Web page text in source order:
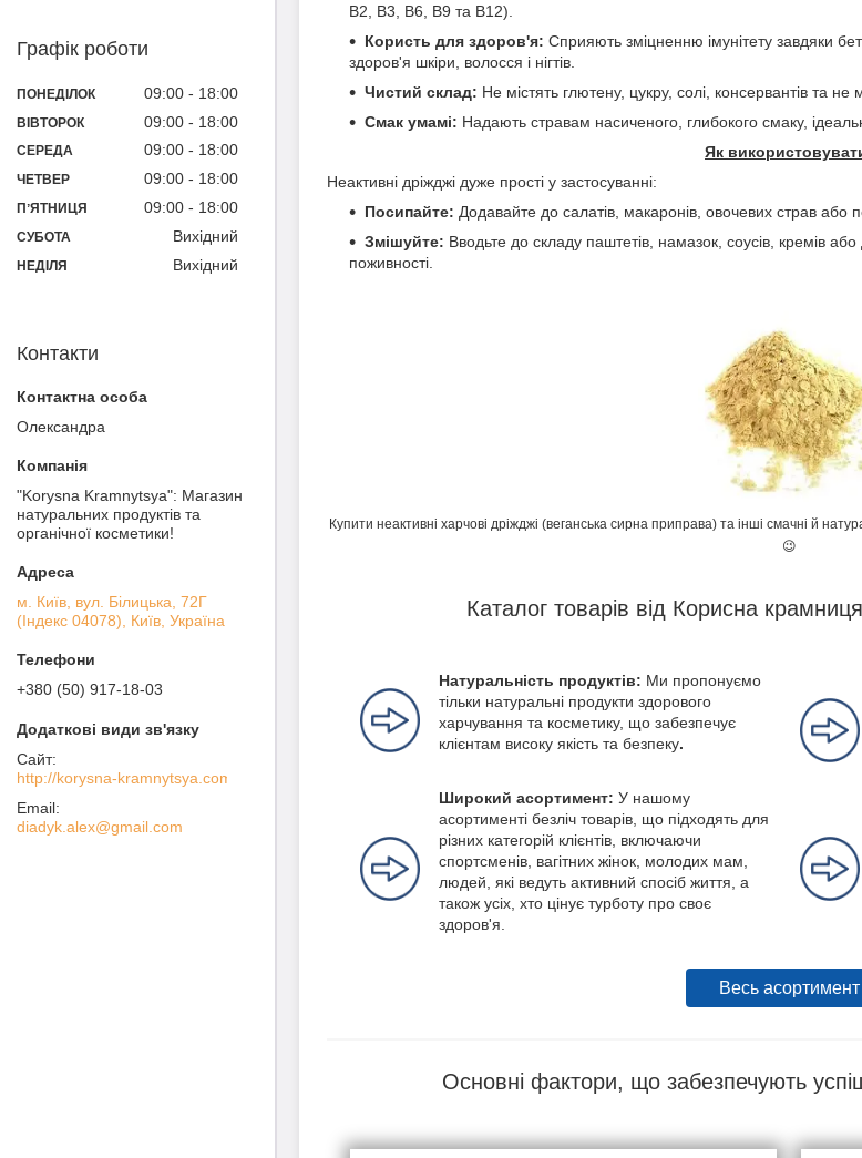
B2, B3, B6, B9 та B12).
Користь для здоров'я: Сприяють зміцненню імунітету завдяки
здоров'я шкіри, волосся і нігтів.
Чистий склад: Не містять глютену, цукру, солі, консервантів та не
Смак умамі: Надають стравам насиченого, глибокого смаку,
Як
Неактивні дріжджі дуже прості у застосуванні:
Посипайте: Додавайте до салатів, макаронів, овочевих страв або
Змішуйте: Вводьте до складу паштетів, намазок, соусів, кремів
поживності.
Купити неактивні харчові дріжджі (веганська сирна приправа) та інші смачні й
😉
Каталог товарів від Корисна
Натуральність продуктів: Ми пропонуємо
тільки натуральні продукти здорового
харчування та косметику, що забезпечує
клієнтам високу якість та безпеку.
Широкий асортимент: У нашому
асортименті безліч товарів, що підходять для
різних категорій клієнтів, включаючи
спортсменів, вагітних жінок, молодих мам,
людей, які ведуть активний спосіб життя, а
також усіх, хто цінує турботу про своє
здоров'я.
Весь асортимент
Основні фактори, що забезпечують
Графік роботи
ПОНЕДІЛОК 09:00 18:00
ВІВТОРОК 09:00 18:00
СЕРЕДА 09:00 18:00
ЧЕТВЕР 09:00 18:00
ПʼЯТНИЦЯ 09:00 18:00
СУБОТА Вихідний
НЕДІЛЯ Вихідний
Контакти
Олександра
"Korysna Kramnytsya": Магазин
натуральних продуктів та
органічної косметики!
м. Київ, вул. Білицька, 72Г
(Індекс 04078), Київ, Україна
+380 (50) 917-18-03
http://korysna-kramnytsya.com
diadyk.alex@gmail.com